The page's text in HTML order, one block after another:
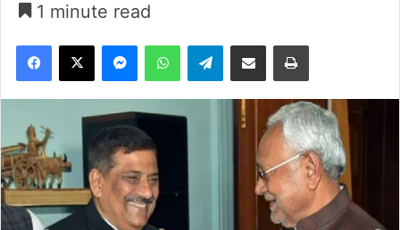
1 minute read
Facebook
X MessengerWhatsAppTelegramShare via Email Print